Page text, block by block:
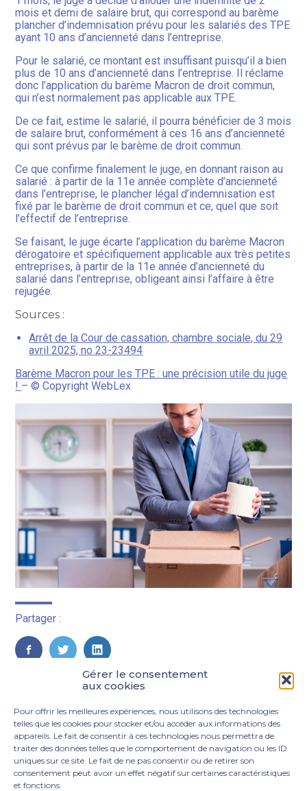
Gérer le consentement
aux cookies
Pour offrir les meilleures expériences, nous utilisons des technologies
telles que les cookies pour stocker et/ou accéder aux informations des
appareils. Le fait de consentir à ces technologies nous permettra de
traiter des données telles que le comportement de navigation ou les ID
uniques sur ce site. Le fait de ne pas consentir ou de retirer son
consentement peut avoir un effet négatif sur certaines caractéristiques
et fonctions.
mois et demi de salaire brut, qui correspond au barème
plancher d’indemnisation prévu pour les salariés des TPE
ayant 10 ans d’ancienneté dans l’entreprise.
Pour le salarié, ce montant est insuffisant puisqu’il a bien
plus de 10 ans d’ancienneté dans l’entreprise. Il réclame
donc l’application du barème Macron de droit commun,
qui n’est normalement pas applicable aux TPE.
De ce fait, estime le salarié, il pourra bénéficier de 3 mois
de salaire brut, conformément à ces 16 ans d’ancienneté
qui sont prévus par le barème de droit commun.
Ce que confirme finalement le juge, en donnant raison au
salarié : à partir de la 11e année complète d’ancienneté
dans l’entreprise, le plancher légal d’indemnisation est
fixé par le barème de droit commun et ce, quel que soit
l’effectif de l’entreprise.
Se faisant, le juge écarte l’application du barème Macron
dérogatoire et spécifiquement applicable aux très petites
entreprises, à partir de la 11e année d’ancienneté du
salarié dans l’entreprise, obligeant ainsi l’affaire à être
rejugée.
Sources :
Arrêt de la Cour de cassation, chambre sociale, du 29
avril 2025, no 23-23494
Barème Macron pour les TPE : une précision utile du juge
! – © Copyright WebLex
Partager :
FaceBook
TwitterLinkedIn